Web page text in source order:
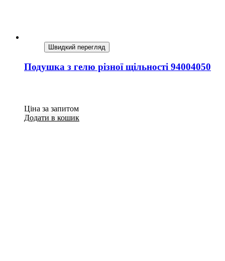
Швидкий перегляд
Подушка з гелю різної щільності 94004050
Ціна за запитом
Додати в кошик